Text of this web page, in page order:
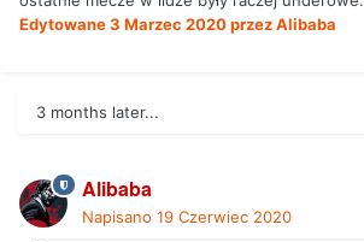
Edytowane3 Marzec 2020przez Alibaba
3 months later...
Alibaba
Napisano 19 Czerwiec 2020